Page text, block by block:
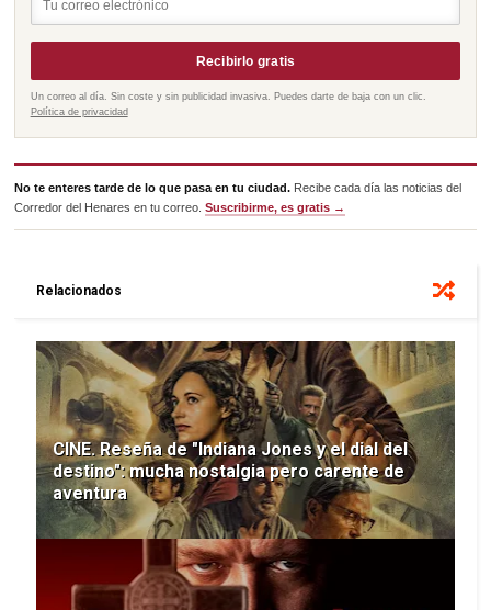
Recibirlo gratis
Un correo al día. Sin coste y sin publicidad invasiva. Puedes darte de baja con un clic.
Política de privacidad
No te enteres tarde de lo que pasa en tu ciudad. Recibe cada día las noticias del
Corredor del Henares en tu correo.Suscribirme, es gratis →
Relacionados
CINE. Reseña de "Indiana Jones y el dial del
destino": mucha nostalgia pero carente de
aventura